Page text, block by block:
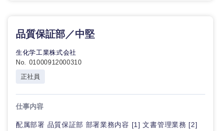
品質保証部／中堅
生化学工業株式会社
No. 01000912000310
正社員
仕事内容
配属部署 品質保証部 部署業務内容 [1] 文書管理業務 [2]